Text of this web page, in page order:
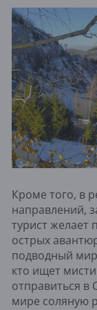
Кроме того, в
направлений,
турист желает
острых
подводный мир
кто ищет
отправиться
мире соляную